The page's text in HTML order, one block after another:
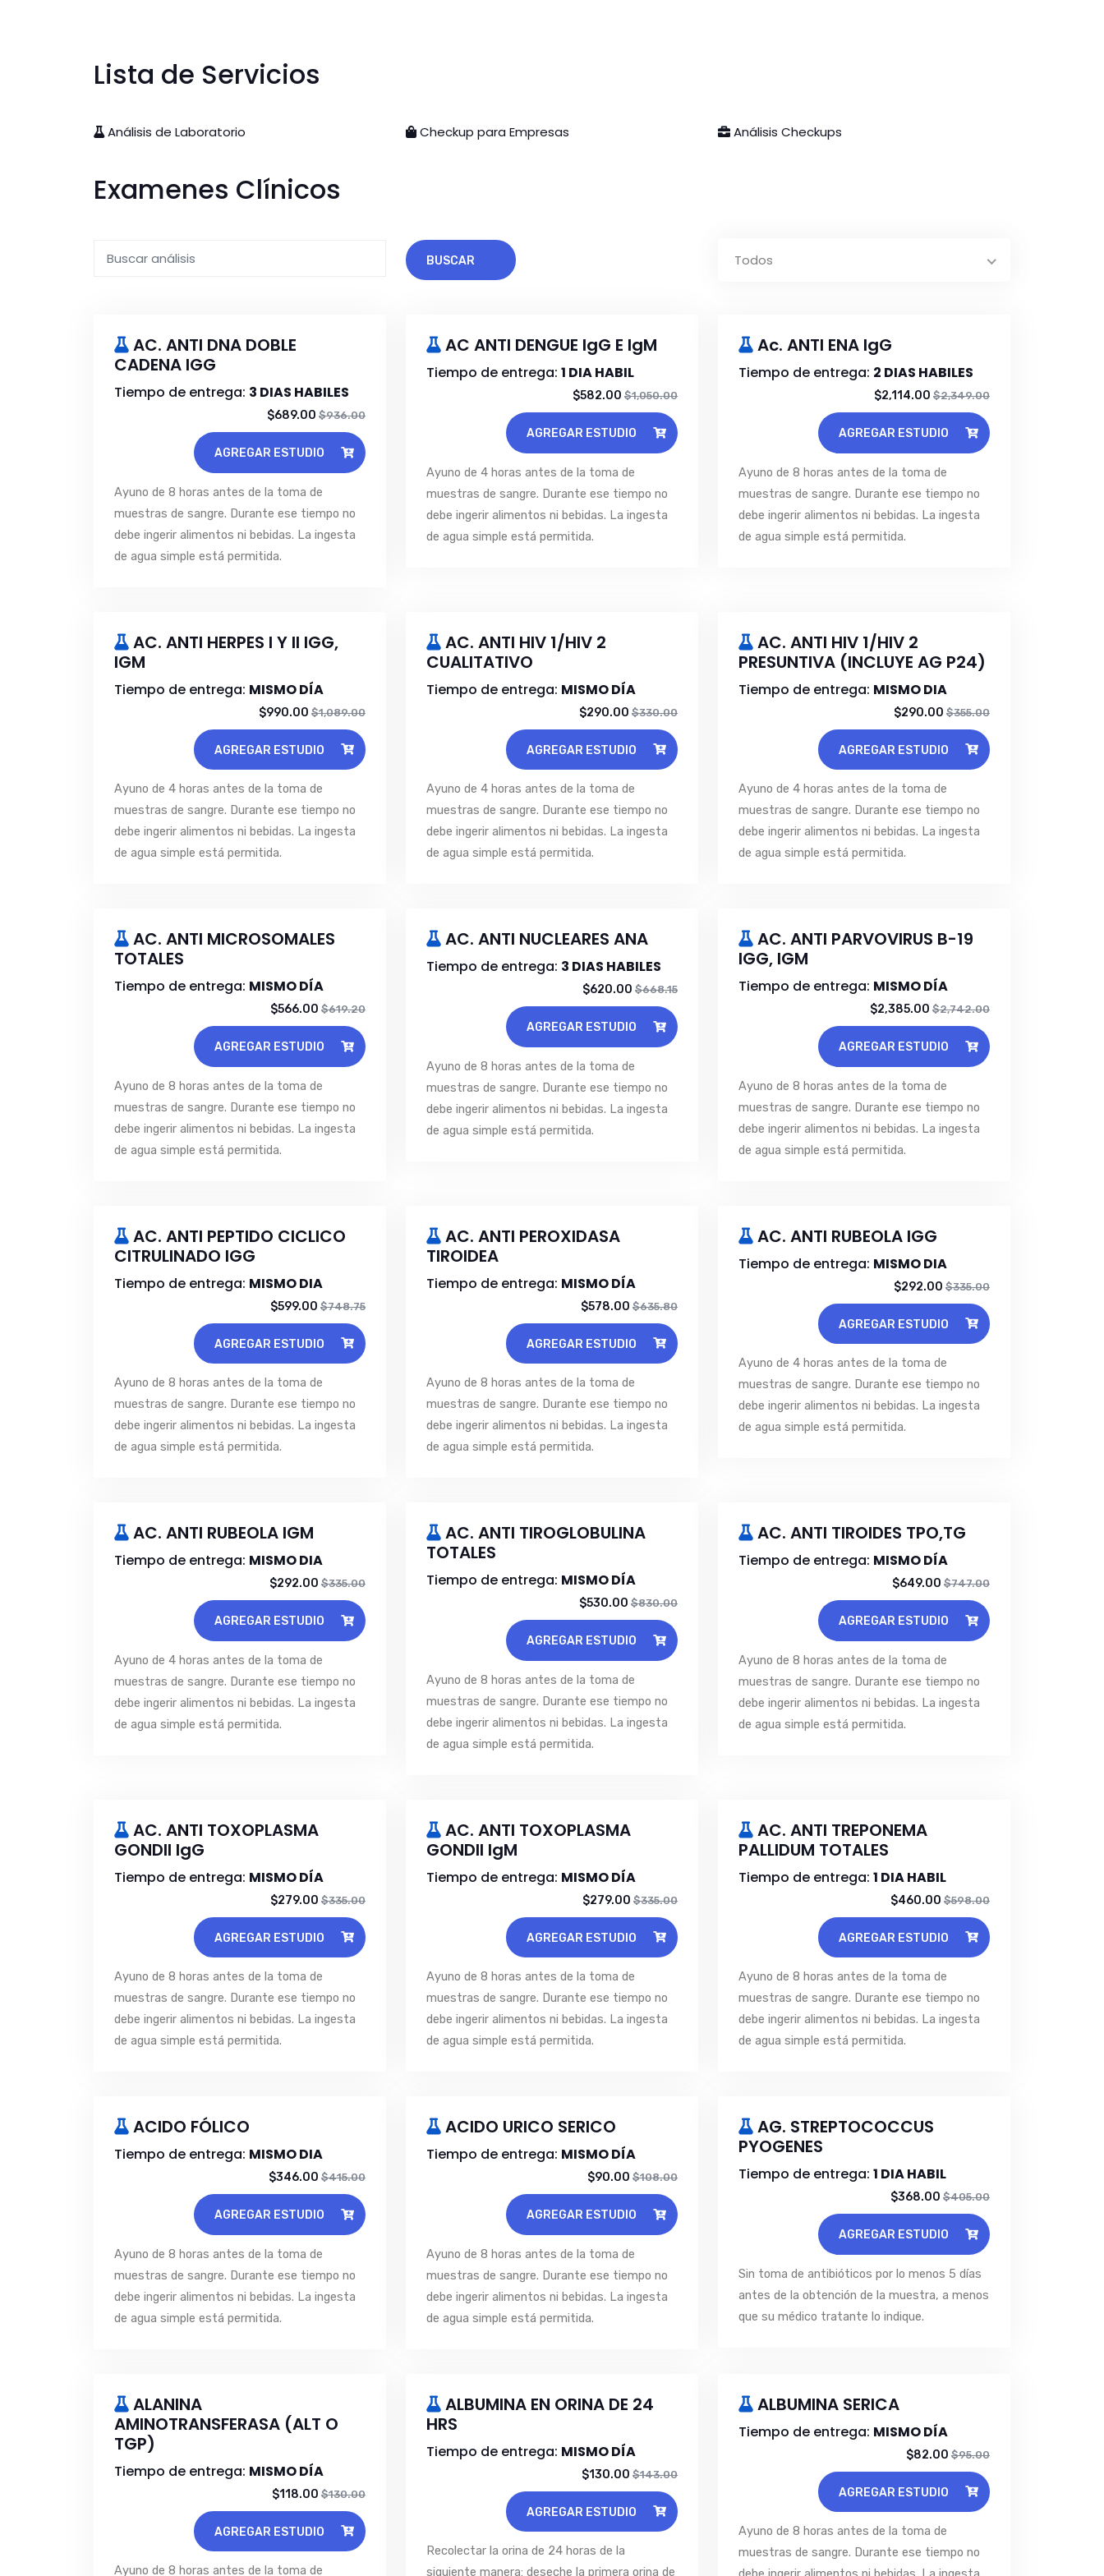
Lista de Servicios
Análisis de Laboratorio Checkup para Empresas Análisis Checkups
Examenes Clínicos
BUSCAR Todos
AC. ANTI DNA DOBLE
CADENA IGG
Tiempo de entrega: 3 DIAS HABILES
$689.00 $936.00
AGREGAR ESTUDIO
Ayuno de 8 horas antes de la toma de
muestras de sangre. Durante ese tiempo no
debe ingerir alimentos ni bebidas. La ingesta
de agua simple está permitida.
AC ANTI DENGUE IgG E IgM
Tiempo de entrega: 1 DIA HABIL
$582.00 $1,050.00
AGREGAR ESTUDIO
Ayuno de 4 horas antes de la toma de
muestras de sangre. Durante ese tiempo no
debe ingerir alimentos ni bebidas. La ingesta
de agua simple está permitida.
Ac. ANTI ENA IgG
Tiempo de entrega: 2 DIAS HABILES
$2,114.00 $2,349.00
AGREGAR ESTUDIO
Ayuno de 8 horas antes de la toma de
muestras de sangre. Durante ese tiempo no
debe ingerir alimentos ni bebidas. La ingesta
de agua simple está permitida.
AC. ANTI HERPES I Y II IGG,
IGM
Tiempo de entrega: MISMO DÍA
$990.00 $1,089.00
AGREGAR ESTUDIO
Ayuno de 4 horas antes de la toma de
muestras de sangre. Durante ese tiempo no
debe ingerir alimentos ni bebidas. La ingesta
de agua simple está permitida.
AC. ANTI HIV 1/HIV 2
CUALITATIVO
Tiempo de entrega: MISMO DÍA
$290.00 $330.00
AGREGAR ESTUDIO
Ayuno de 4 horas antes de la toma de
muestras de sangre. Durante ese tiempo no
debe ingerir alimentos ni bebidas. La ingesta
de agua simple está permitida.
AC. ANTI HIV 1/HIV 2
PRESUNTIVA (INCLUYE AG P24)
Tiempo de entrega: MISMO DIA
$290.00 $355.00
AGREGAR ESTUDIO
Ayuno de 4 horas antes de la toma de
muestras de sangre. Durante ese tiempo no
debe ingerir alimentos ni bebidas. La ingesta
de agua simple está permitida.
AC. ANTI MICROSOMALES
TOTALES
Tiempo de entrega: MISMO DÍA
$566.00 $619.20
AGREGAR ESTUDIO
Ayuno de 8 horas antes de la toma de
muestras de sangre. Durante ese tiempo no
debe ingerir alimentos ni bebidas. La ingesta
de agua simple está permitida.
AC. ANTI NUCLEARES ANA
Tiempo de entrega: 3 DIAS HABILES
$620.00 $668.15
AGREGAR ESTUDIO
Ayuno de 8 horas antes de la toma de
muestras de sangre. Durante ese tiempo no
debe ingerir alimentos ni bebidas. La ingesta
de agua simple está permitida.
AC. ANTI PARVOVIRUS B-19
IGG, IGM
Tiempo de entrega: MISMO DÍA
$2,385.00 $2,742.00
AGREGAR ESTUDIO
Ayuno de 8 horas antes de la toma de
muestras de sangre. Durante ese tiempo no
debe ingerir alimentos ni bebidas. La ingesta
de agua simple está permitida.
AC. ANTI PEPTIDO CICLICO
CITRULINADO IGG
Tiempo de entrega: MISMO DIA
$599.00 $748.75
AGREGAR ESTUDIO
Ayuno de 8 horas antes de la toma de
muestras de sangre. Durante ese tiempo no
debe ingerir alimentos ni bebidas. La ingesta
de agua simple está permitida.
AC. ANTI PEROXIDASA
TIROIDEA
Tiempo de entrega: MISMO DÍA
$578.00 $635.80
AGREGAR ESTUDIO
Ayuno de 8 horas antes de la toma de
muestras de sangre. Durante ese tiempo no
debe ingerir alimentos ni bebidas. La ingesta
de agua simple está permitida.
AC. ANTI RUBEOLA IGG
Tiempo de entrega: MISMO DIA
$292.00 $335.00
AGREGAR ESTUDIO
Ayuno de 4 horas antes de la toma de
muestras de sangre. Durante ese tiempo no
debe ingerir alimentos ni bebidas. La ingesta
de agua simple está permitida.
AC. ANTI RUBEOLA IGM
Tiempo de entrega: MISMO DIA
$292.00 $335.00
AGREGAR ESTUDIO
Ayuno de 4 horas antes de la toma de
muestras de sangre. Durante ese tiempo no
debe ingerir alimentos ni bebidas. La ingesta
de agua simple está permitida.
AC. ANTI TIROGLOBULINA
TOTALES
Tiempo de entrega: MISMO DÍA
$530.00 $830.00
AGREGAR ESTUDIO
Ayuno de 8 horas antes de la toma de
muestras de sangre. Durante ese tiempo no
debe ingerir alimentos ni bebidas. La ingesta
de agua simple está permitida.
AC. ANTI TIROIDES TPO,TG
Tiempo de entrega: MISMO DÍA
$649.00 $747.00
AGREGAR ESTUDIO
Ayuno de 8 horas antes de la toma de
muestras de sangre. Durante ese tiempo no
debe ingerir alimentos ni bebidas. La ingesta
de agua simple está permitida.
AC. ANTI TOXOPLASMA
GONDII IgG
Tiempo de entrega: MISMO DÍA
$279.00 $335.00
AGREGAR ESTUDIO
Ayuno de 8 horas antes de la toma de
muestras de sangre. Durante ese tiempo no
debe ingerir alimentos ni bebidas. La ingesta
de agua simple está permitida.
AC. ANTI TOXOPLASMA
GONDII IgM
Tiempo de entrega: MISMO DÍA
$279.00 $335.00
AGREGAR ESTUDIO
Ayuno de 8 horas antes de la toma de
muestras de sangre. Durante ese tiempo no
debe ingerir alimentos ni bebidas. La ingesta
de agua simple está permitida.
AC. ANTI TREPONEMA
PALLIDUM TOTALES
Tiempo de entrega: 1 DIA HABIL
$460.00 $598.00
AGREGAR ESTUDIO
Ayuno de 8 horas antes de la toma de
muestras de sangre. Durante ese tiempo no
debe ingerir alimentos ni bebidas. La ingesta
de agua simple está permitida.
ACIDO FÓLICO
Tiempo de entrega: MISMO DIA
$346.00 $415.00
AGREGAR ESTUDIO
Ayuno de 8 horas antes de la toma de
muestras de sangre. Durante ese tiempo no
debe ingerir alimentos ni bebidas. La ingesta
de agua simple está permitida.
ACIDO URICO SERICO
Tiempo de entrega: MISMO DÍA
$90.00 $108.00
AGREGAR ESTUDIO
Ayuno de 8 horas antes de la toma de
muestras de sangre. Durante ese tiempo no
debe ingerir alimentos ni bebidas. La ingesta
de agua simple está permitida.
AG. STREPTOCOCCUS
PYOGENES
Tiempo de entrega: 1 DIA HABIL
$368.00 $405.00
AGREGAR ESTUDIO
Sin toma de antibióticos por lo menos 5 días
antes de la obtención de la muestra, a menos
que su médico tratante lo indique.
ALANINA
AMINOTRANSFERASA (ALT O
TGP)
Tiempo de entrega: MISMO DÍA
$118.00 $130.00
AGREGAR ESTUDIO
Ayuno de 8 horas antes de la toma de
ALBUMINA EN ORINA DE 24
HRS
Tiempo de entrega: MISMO DÍA
$130.00 $143.00
AGREGAR ESTUDIO
Recolectar la orina de 24 horas de la
siguiente manera: deseche la primera orina de
ALBUMINA SERICA
Tiempo de entrega: MISMO DÍA
$82.00 $95.00
AGREGAR ESTUDIO
Ayuno de 8 horas antes de la toma de
muestras de sangre. Durante ese tiempo no